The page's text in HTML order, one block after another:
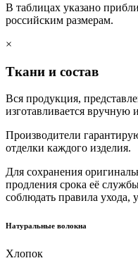
В таблицах указано
российским размерам.
×
Ткани и состав
Вся продукция,
изготавливается вручную
Производители
отделки каждого изделия.
Для сохранения
продления срока её
соблюдать правила ухода,
Натуральные волокна
Хлопок